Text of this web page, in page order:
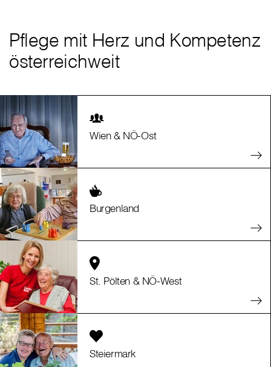
Pflege mit Herz und Kompetenz
österreichweit
Wien & NÖ-Ost
Burgenland
St. Pölten & NÖ-West
Steiermark